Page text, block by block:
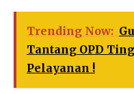
Trending Now:
Tantang OPD
Pelayanan !